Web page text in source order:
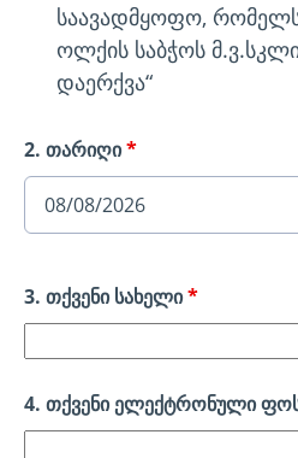
საავადმყოფო,
ოლქის საბჭოს
დაერქვა“
2. თარიღი*
3. თქვენი სახელი*
4. თქვენი ელექტრონული